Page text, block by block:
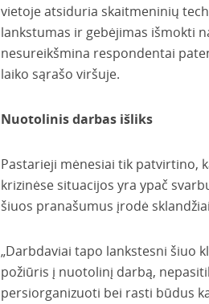
vietoje atsiduria skaitmeninių
lankstumas ir gebėjimas išmokti
nesureikšmina respondentai
laiko sąrašo viršuje.
Nuotolinis darbas išliks
Pastarieji mėnesiai tik patvirtino,
krizinėse situacijos yra ypač
šiuos pranašumus įrodė
„Darbdaviai tapo lankstesni šiuo
požiūris į nuotolinį darbą,
persiorganizuoti bei rasti būdus